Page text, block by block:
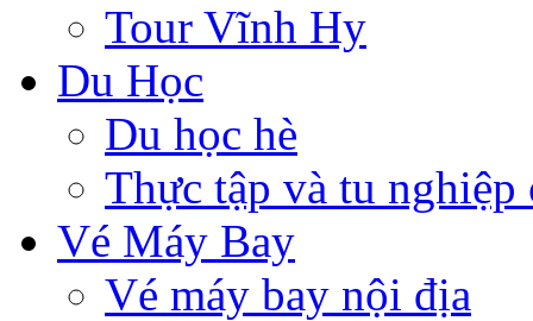
Tour Vĩnh Hy
Du Học
Du học hè
Thực tập và tu
Vé Máy Bay
Vé máy bay nội địa